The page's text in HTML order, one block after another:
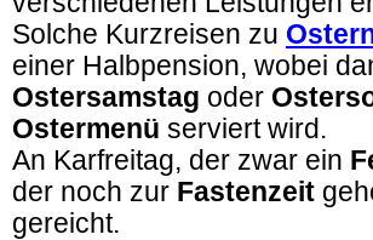
Solche Kurzreisen zu
einer Halbpension, wobei
Ostersamstag oder
Ostermenü serviert wird.
An Karfreitag, der zwar ein
der noch zur Fastenzeit
gereicht.